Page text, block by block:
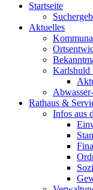
Startseite
Aktuelles
Rathaus &
Infos aus